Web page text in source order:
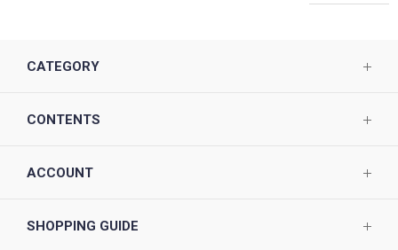
CATEGORY
CONTENTS
ACCOUNT
SHOPPING GUIDE